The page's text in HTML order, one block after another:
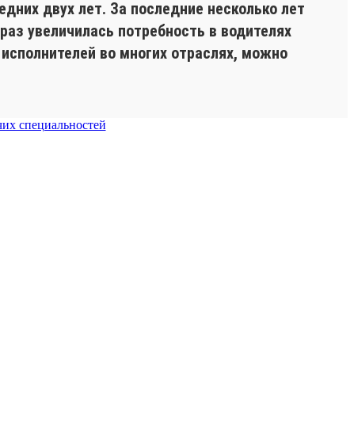
двух лет. За последние несколько лет
увеличилась потребность в водителях
во многих отраслях, можно